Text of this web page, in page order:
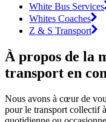
White Bus Services
Whites Coaches
Z & S Transport
À propos de la
transport en
Nous avons à cœur de
pour le transport collectif